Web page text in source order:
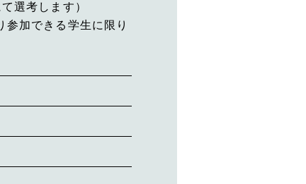
選考します）
加できる学生に限り